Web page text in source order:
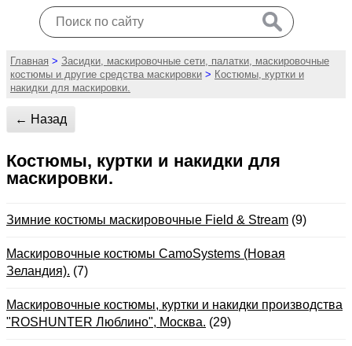
Главная > Засидки, маскировочные сети, палатки, маскировочные
костюмы и другие средства маскировки > Костюмы, куртки и
накидки для маскировки.
← Назад
Костюмы, куртки и накидки для
маскировки.
Зимние костюмы маскировочные Field & Stream (9)
Маскировочные костюмы CamoSystems (Новая
Зеландия). (7)
Маскировочные костюмы, куртки и накидки производства
"ROSHUNTER Люблино", Москва. (29)